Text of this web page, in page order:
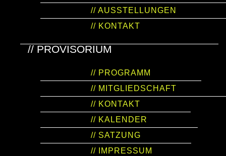
// AUSSTELLUNGEN
// KONTAKT
// PROVISORIUM
// PROGRAMM
// MITGLIEDSCHAFT
// KONTAKT
// KALENDER
// SATZUNG
// IMPRESSUM